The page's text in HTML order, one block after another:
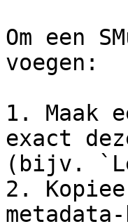
Om een
voegen:
1. Maak
exact
(bijv.
2.